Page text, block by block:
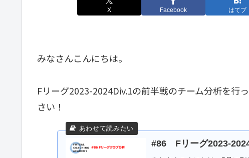
X Facebook はてブ
みなさんこんにちは。
Fリーグ2023-2024Div.1の前半戦のチーム分析を行
さい！
#86 Fリーグ2023-